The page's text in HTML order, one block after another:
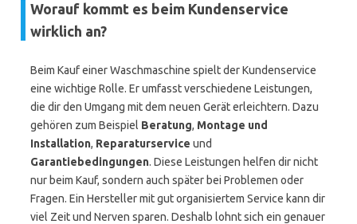
Worauf kommt es beim Kundenservice
wirklich an?
Beim Kauf einer Waschmaschine spielt der Kundenservice
eine wichtige Rolle. Er umfasst verschiedene Leistungen,
die dir den Umgang mit dem neuen Gerät erleichtern. Dazu
gehören zum Beispiel Beratung, Montage und
Installation, Reparaturservice und
Garantiebedingungen. Diese Leistungen helfen dir nicht
nur beim Kauf, sondern auch später bei Problemen oder
Fragen. Ein Hersteller mit gut organisiertem Service kann dir
viel Zeit und Nerven sparen. Deshalb lohnt sich ein genauer